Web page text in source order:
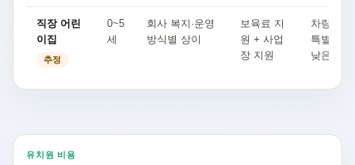
직장 어린
이집
추정
0~5
세
회사 복지·운영
방식별 상이
보육료 지
원 + 사업
장 지원
차량비
특별활동
낮은 편
유치원 비용